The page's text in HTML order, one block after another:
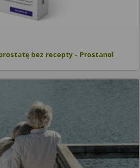
bez recepty - Prostanol